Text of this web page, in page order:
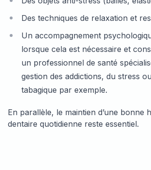
Des techniques de relaxation et
Un accompagnement
lorsque cela est nécessaire et
un professionnel de santé
gestion des addictions, du stress
tabagique par exemple.
En parallèle, le maintien d’une bonne
dentaire quotidienne reste essentiel.